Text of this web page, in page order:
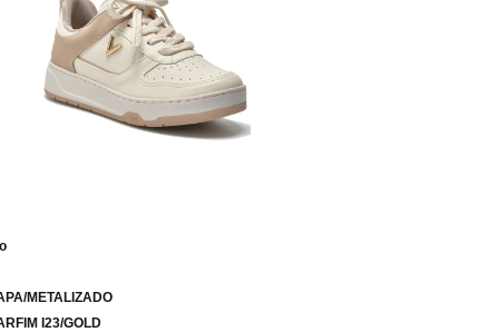
METALIZADO
I23/GOLD